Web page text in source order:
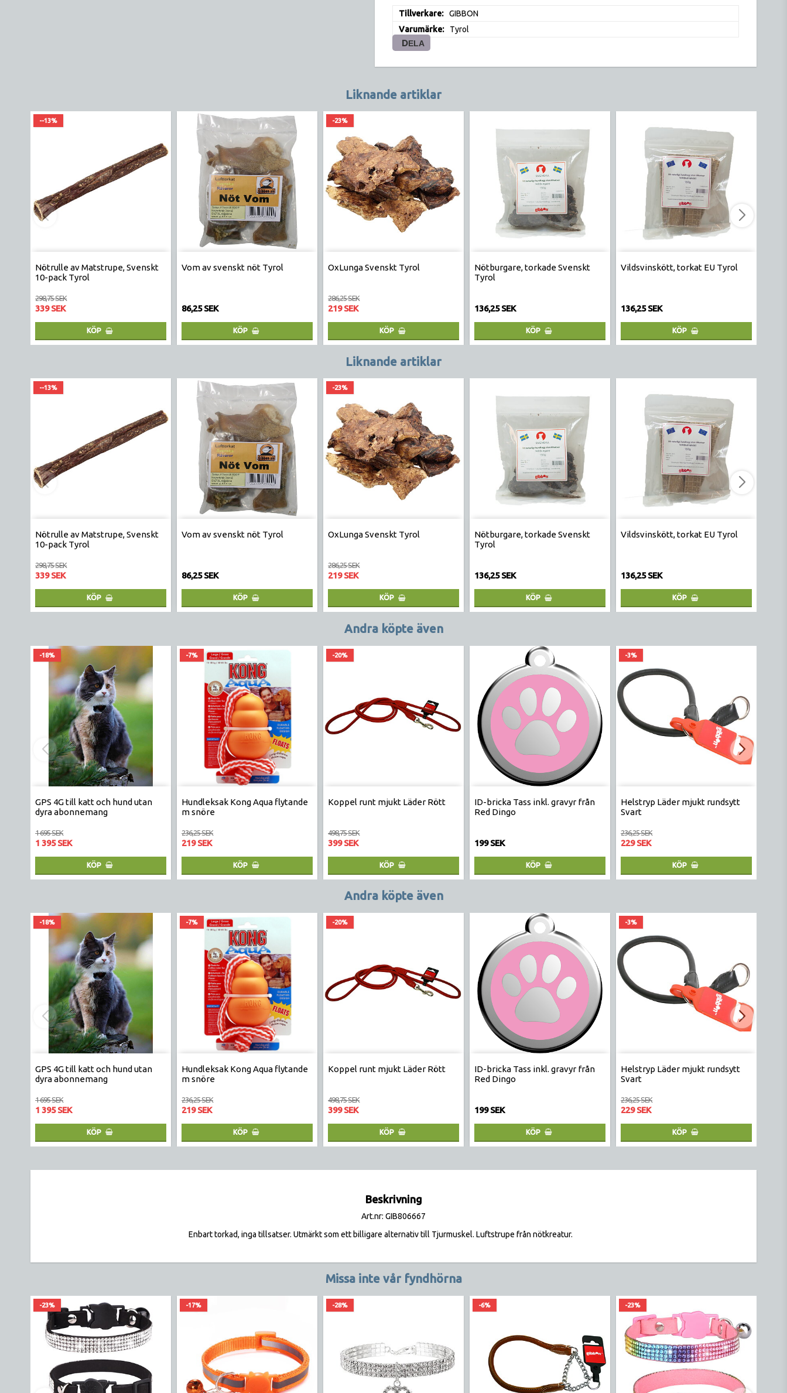
Tillverkare
GIBBON
Varumärke
Tyrol
DELA
Liknande artiklar
--13%
Nötrulle av Matstrupe, Svenskt
10-pack Tyrol
298,75 SEK
339 SEK
KÖP
Vom av svenskt nöt Tyrol
86,25 SEK
KÖP
-23%
OxLunga Svenskt Tyrol
286,25 SEK
219 SEK
KÖP
Nötburgare, torkade Svenskt
Tyrol
136,25 SEK
KÖP
Vildsvinskött, torkat EU Tyrol
136,25 SEK
KÖP
Liknande artiklar
--13%
Nötrulle av Matstrupe, Svenskt
10-pack Tyrol
298,75 SEK
339 SEK
KÖP
Vom av svenskt nöt Tyrol
86,25 SEK
KÖP
-23%
OxLunga Svenskt Tyrol
286,25 SEK
219 SEK
KÖP
Nötburgare, torkade Svenskt
Tyrol
136,25 SEK
KÖP
Vildsvinskött, torkat EU Tyrol
136,25 SEK
KÖP
Andra köpte även
-18%
GPS 4G till katt och hund utan
dyra abonnemang
1 695 SEK
1 395 SEK
KÖP
-7%
Hundleksak Kong Aqua flytande
m snöre
236,25 SEK
219 SEK
KÖP
-20%
Koppel runt mjukt Läder Rött
498,75 SEK
399 SEK
KÖP
ID-bricka Tass inkl. gravyr från
Red Dingo
199 SEK
KÖP
-3%
Helstryp Läder mjukt rundsytt
Svart
236,25 SEK
229 SEK
KÖP
Andra köpte även
-18%
GPS 4G till katt och hund utan
dyra abonnemang
1 695 SEK
1 395 SEK
KÖP
-7%
Hundleksak Kong Aqua flytande
m snöre
236,25 SEK
219 SEK
KÖP
-20%
Koppel runt mjukt Läder Rött
498,75 SEK
399 SEK
KÖP
ID-bricka Tass inkl. gravyr från
Red Dingo
199 SEK
KÖP
-3%
Helstryp Läder mjukt rundsytt
Svart
236,25 SEK
229 SEK
KÖP
Beskrivning
Art.nr: GIB806667
Enbart torkad, inga tillsatser. Utmärkt som ett billigare alternativ till Tjurmuskel. Luftstrupe från nötkreatur.
Missa inte vår fyndhörna
-23% -17% -28% -6% -23%